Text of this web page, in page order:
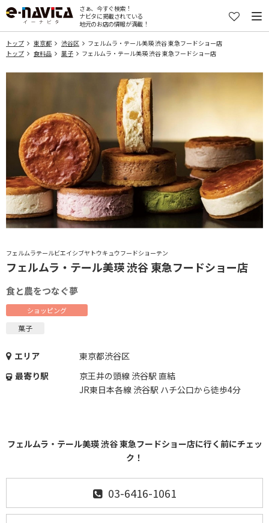
さぁ、今すぐ検索！
ナビタに掲載されている
地元のお店の情報が満載！
トップ 東京都 渋谷区
フェルムラ・テール美瑛 渋谷 東急フードショー店
トップ
食料品 菓子 フェルムラ・テール美瑛 渋谷 東急フードショー店
フェルムラテールビエイシブヤトウキュウフードショーテン
フェルムラ・テール美瑛 渋谷 東急フードショー店
食と農をつなぐ夢
ショッピング
菓子
エリア
東京都渋谷区
最寄り駅
京王井の頭線 渋谷駅 直結
JR東日本各線 渋谷駅 ハチ公口から徒歩4分
フェルムラ・テール美瑛 渋谷 東急フードショー店に行く前にチェッ
ク！
03-6416-1061